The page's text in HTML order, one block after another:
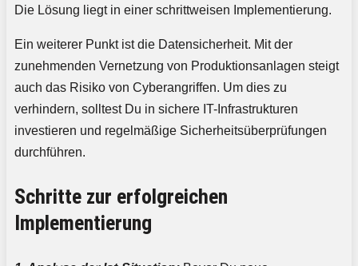
Die Lösung liegt in einer schrittweisen Implementierung.
Ein weiterer Punkt ist die Datensicherheit. Mit der
zunehmenden Vernetzung von Produktionsanlagen steigt
auch das Risiko von Cyberangriffen. Um dies zu
verhindern, solltest Du in sichere IT-Infrastrukturen
investieren und regelmäßige Sicherheitsüberprüfungen
durchführen.
Schritte zur erfolgreichen
Implementierung